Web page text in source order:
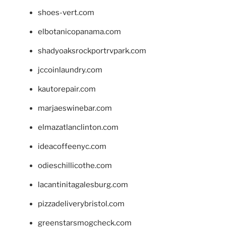
shoes-vert.com
elbotanicopanama.com
shadyoaksrockportrvpark.com
jccoinlaundry.com
kautorepair.com
marjaeswinebar.com
elmazatlanclinton.com
ideacoffeenyc.com
odieschillicothe.com
lacantinitagalesburg.com
pizzadeliverybristol.com
greenstarsmogcheck.com